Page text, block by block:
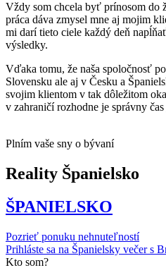
Vždy som chcela byť prínosom
práca dáva zmysel mne aj mojim
mi darí tieto ciele každý deň
výsledky.
Vďaka tomu, že naša spoločnosť
Slovensku ale aj v Česku a
svojim klientom v tak dôležitom
v zahraničí rozhodne je správny čas
Plním vaše sny o bývaní
Reality Španielsko
ŠPANIELSKO
Pozrieť ponuku nehnuteľností
Prihláste sa na Španielsky večer s
Kto som?